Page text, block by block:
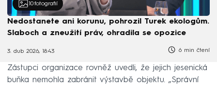
10 fotografií
Nedostanete ani korunu, pohrozil Turek ekologům.
Slaboch a zneužití práv, ohradila se opozice
3. dub 2026, 18:43 6 min čtení
Zástupci organizace rovněž uvedli, že jejich jesenická
buňka nemohla zabránit výstavbě objektu. „Správní